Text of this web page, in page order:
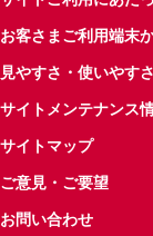
お客さまご利用端末
見やすさ・使いやす
サイトメンテナンス
サイトマップ
ご意見・ご要望
お問い合わせ